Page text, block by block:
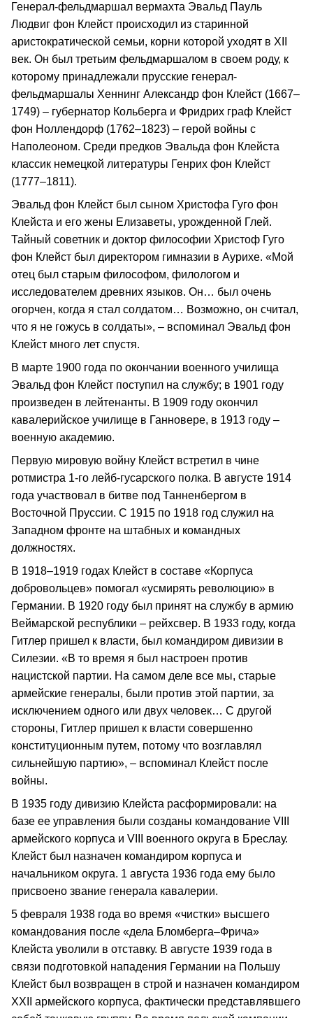
Генерал-фельдмаршал вермахта Эвальд Пауль
Людвиг фон Клейст происходил из старинной
аристократической семьи, корни которой уходят в XII
век. Он был третьим фельдмаршалом в своем роду, к
которому принадлежали прусские генерал-
фельдмаршалы Хеннинг Александр фон Клейст (1667–
1749) – губернатор Кольберга и Фридрих граф Клейст
фон Ноллендорф (1762–1823) – герой войны с
Наполеоном. Среди предков Эвальда фон Клейста
классик немецкой литературы Генрих фон Клейст
(1777–1811).
Эвальд фон Клейст был сыном Христофа Гуго фон
Клейста и его жены Елизаветы, урожденной Глей.
Тайный советник и доктор философии Христоф Гуго
фон Клейст был директором гимназии в Аурихе. «Мой
отец был старым философом, филологом и
исследователем древних языков. Он… был очень
огорчен, когда я стал солдатом… Возможно, он считал,
что я не гожусь в солдаты», – вспоминал Эвальд фон
Клейст много лет спустя.
В марте 1900 года по окончании военного училища
Эвальд фон Клейст поступил на службу; в 1901 году
произведен в лейтенанты. В 1909 году окончил
кавалерийское училище в Ганновере, в 1913 году –
военную академию.
Первую мировую войну Клейст встретил в чине
ротмистра 1-го лейб-гусарского полка. В августе 1914
года участвовал в битве под Танненбергом в
Восточной Пруссии. С 1915 по 1918 год служил на
Западном фронте на штабных и командных
должностях.
В 1918–1919 годах Клейст в составе «Корпуса
добровольцев» помогал «усмирять революцию» в
Германии. В 1920 году был принят на службу в армию
Веймарской республики – рейхсвер. В 1933 году, когда
Гитлер пришел к власти, был командиром дивизии в
Силезии. «В то время я был настроен против
нацистской партии. На самом деле все мы, старые
армейские генералы, были против этой партии, за
исключением одного или двух человек… С другой
стороны, Гитлер пришел к власти совершенно
конституционным путем, потому что возглавлял
сильнейшую партию», – вспоминал Клейст после
войны.
В 1935 году дивизию Клейста расформировали: на
базе ее управления были созданы командование VIII
армейского корпуса и VIII военного округа в Бреслау.
Клейст был назначен командиром корпуса и
начальником округа. 1 августа 1936 года ему было
присвоено звание генерала кавалерии.
5 февраля 1938 года во время «чистки» высшего
командования после «дела Бломберга–Фрича»
Клейста уволили в отставку. В августе 1939 года в
связи подготовкой нападения Германии на Польшу
Клейст был возвращен в строй и назначен командиром
XXII армейского корпуса, фактически представлявшего